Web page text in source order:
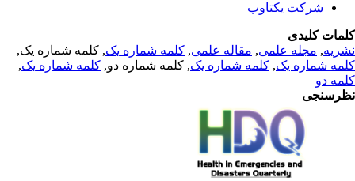
شرکت یکتاوب
کلیدی
,مجله علمی, مقاله علمی, کلمه شماره یک, کلمه شماره یک,
شماره یک,کلمه شماره یک, کلمه شماره دو,کلمه شماره یک,
دو